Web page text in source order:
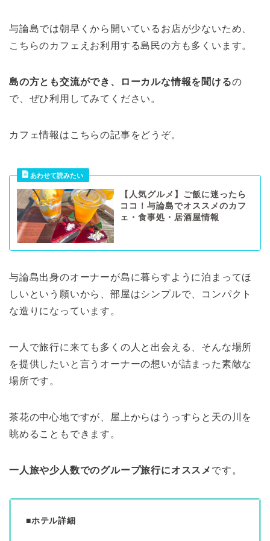
与論島では朝早くから開いているお店が少ないため、
こちらのカフェえお利用する島民の方も多くいます。
島の方とも交流ができ、ローカルな情報を聞けるの
で、ぜひ利用してみてください。
カフェ情報はこちらの記事をどうぞ。
【人気グルメ】ご飯に迷ったら
ココ！与論島でオススメのカフ
ェ・食事処・居酒屋情報
与論島出身のオーナーが島に暮らすように泊まってほ
しいという願いから、部屋はシンプルで、コンパクト
な造りになっています。
一人で旅行に来ても多くの人と出会える、そんな場所
を提供したいと言うオーナーの想いが詰まった素敵な
場所です。
茶花の中心地ですが、屋上からはうっすらと天の川を
眺めることもできます。
一人旅や少人数でのグループ旅行にオススメ です。
■ホテル詳細